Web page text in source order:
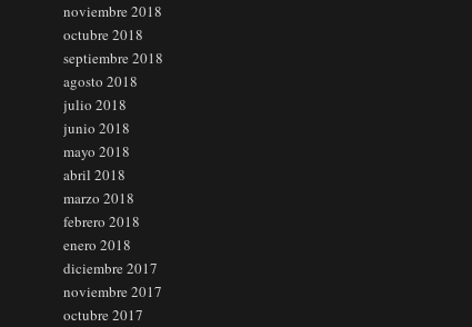
noviembre 2018
octubre 2018
septiembre 2018
agosto 2018
julio 2018
junio 2018
mayo 2018
abril 2018
marzo 2018
febrero 2018
enero 2018
diciembre 2017
noviembre 2017
octubre 2017